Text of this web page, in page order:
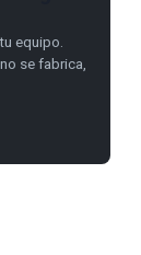
equipo.
se fabrica,